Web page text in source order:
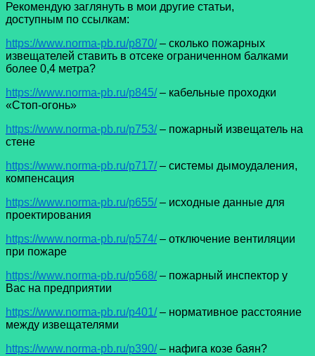
Рекомендую заглянуть в мои другие статьи,
доступным по ссылкам:
https://www.norma-pb.ru/p870/– сколько пожарных
извещателей ставить в отсеке ограниченном балками
более 0,4 метра?
https://www.norma-pb.ru/p845/– кабельные проходки
«Стоп-огонь»
https://www.norma-pb.ru/p753/– пожарный извещатель на
стене
https://www.norma-pb.ru/p717/– системы дымоудаления,
компенсация
https://www.norma-pb.ru/p655/– исходные данные для
проектирования
https://www.norma-pb.ru/p574/– отключение вентиляции
при пожаре
https://www.norma-pb.ru/p568/– пожарный инспектор у
Вас на предприятии
https://www.norma-pb.ru/p401/– нормативное расстояние
между извещателями
https://www.norma-pb.ru/p390/– нафига козе баян?